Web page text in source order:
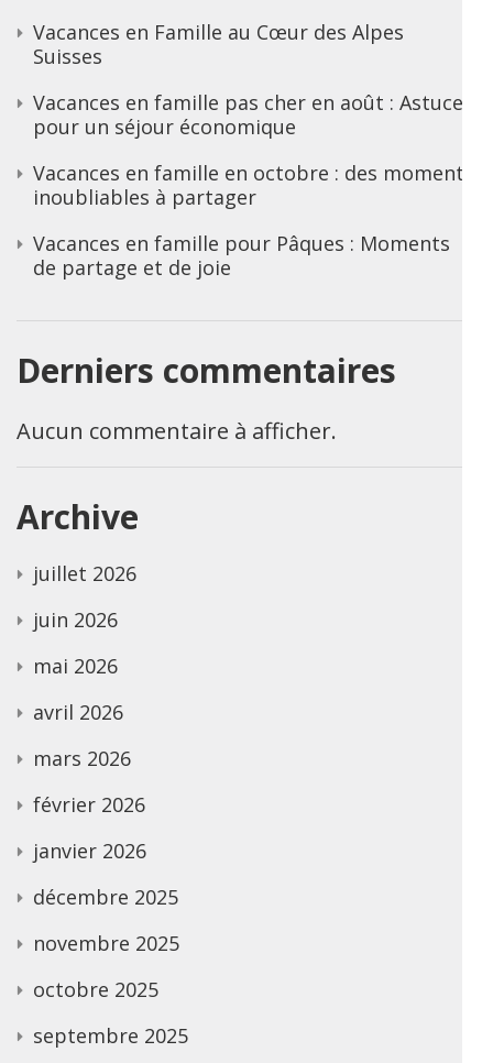
Vacances en Famille au Cœur des Alpes
Suisses
Vacances en famille pas cher en août : Astuces
pour un séjour économique
Vacances en famille en octobre : des moments
inoubliables à partager
Vacances en famille pour Pâques : Moments
de partage et de joie
Derniers commentaires
Aucun commentaire à afficher.
Archive
juillet 2026
juin 2026
mai 2026
avril 2026
mars 2026
février 2026
janvier 2026
décembre 2025
novembre 2025
octobre 2025
septembre 2025